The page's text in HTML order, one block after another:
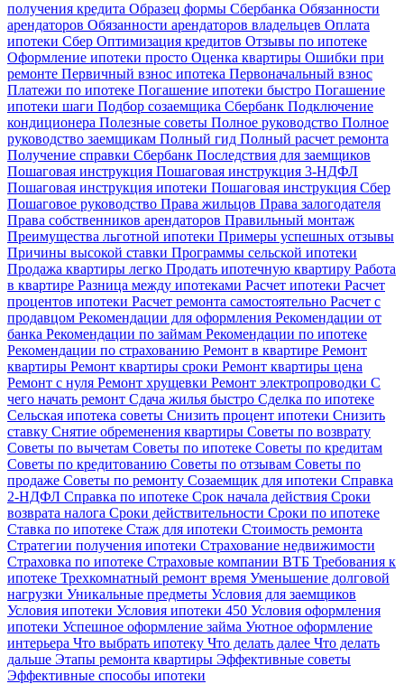
получения кредита Образец формы Сбербанка Обязанности
арендаторов Обязанности арендаторов владельцев Оплата
ипотеки Сбер Оптимизация кредитов Отзывы по ипотеке
Оформление ипотеки просто Оценка квартиры Ошибки при
ремонте Первичный взнос ипотека Первоначальный взнос
Платежи по ипотеке Погашение ипотеки быстро Погашение
ипотеки шаги Подбор созаемщика Сбербанк Подключение
кондиционера Полезные советы Полное руководство Полное
руководство заемщикам Полный гид Полный расчет ремонта
Получение справки Сбербанк Последствия для заемщиков
Пошаговая инструкция Пошаговая инструкция 3-НДФЛ
Пошаговая инструкция ипотеки Пошаговая инструкция Сбер
Пошаговое руководство Права жильцов Права залогодателя
Права собственников арендаторов Правильный монтаж
Преимущества льготной ипотеки Примеры успешных отзывы
Причины высокой ставки Программы сельской ипотеки
Продажа квартиры легко Продать ипотечную квартиру Работа
в квартире Разница между ипотеками Расчет ипотеки Расчет
процентов ипотеки Расчет ремонта самостоятельно Расчет с
продавцом Рекомендации для оформления Рекомендации от
банка Рекомендации по займам Рекомендации по ипотеке
Рекомендации по страхованию Ремонт в квартире Ремонт
квартиры Ремонт квартиры сроки Ремонт квартиры цена
Ремонт с нуля Ремонт хрущевки Ремонт электропроводки С
чего начать ремонт Сдача жилья быстро Сделка по ипотеке
Сельская ипотека советы Снизить процент ипотеки Снизить
ставку Снятие обременения квартиры Советы по возврату
Советы по вычетам Советы по ипотеке Советы по кредитам
Советы по кредитованию Советы по отзывам Советы по
продаже Советы по ремонту Созаемщик для ипотеки Справка
2-НДФЛ Справка по ипотеке Срок начала действия Сроки
возврата налога Сроки действительности Сроки по ипотеке
Ставка по ипотеке Стаж для ипотеки Стоимость ремонта
Стратегии получения ипотеки Страхование недвижимости
Страховка по ипотеке Страховые компании ВТБ Требования к
ипотеке Трехкомнатный ремонт время Уменьшение долговой
нагрузки Уникальные предметы Условия для заемщиков
Условия ипотеки Условия ипотеки 450 Условия оформления
ипотеки Успешное оформление займа Уютное оформление
интерьера Что выбрать ипотеку Что делать далее Что делать
дальше Этапы ремонта квартиры Эффективные советы
Эффективные способы ипотеки